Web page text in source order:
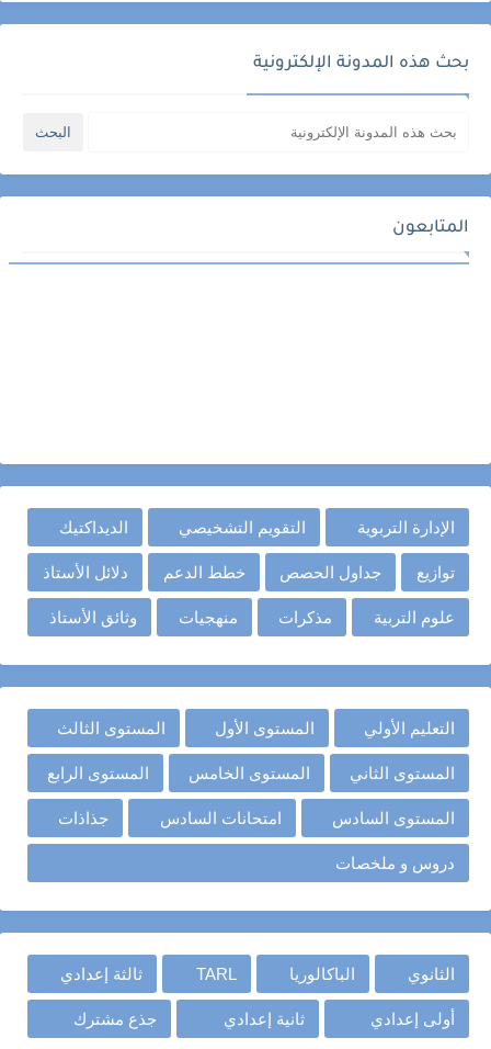
بحث هذه المدونة الإلكترونية
المتابعون
الإدارة التربوية التقويم التشخيصي الديداكتيك
توازيع جداول الحصص خطط الدعم دلائل الأستاذ
علوم التربية مذكرات منهجيات وثائق الأستاذ
التعليم الأولي المستوى الأول المستوى الثالث
المستوى الثاني المستوى الخامس المستوى الرابع
المستوى السادس امتحانات السادس جذاذات
دروس و ملخصات
الثانوي الباكالوريا TARL ثالثة إعدادي
أولى إعدادي ثانية إعدادي جذع مشترك